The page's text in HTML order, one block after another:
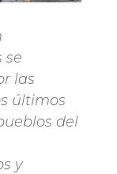
se
las
últimos
del
y